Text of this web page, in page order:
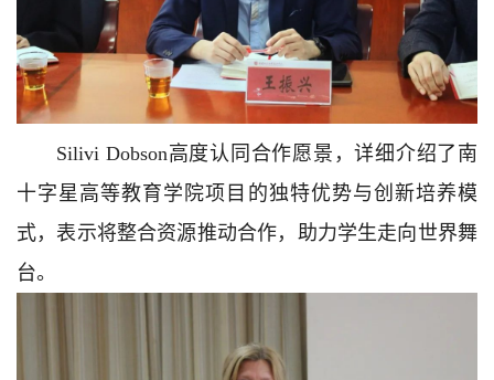
Silivi Dobson高度认同合作愿景，详细介绍了南
十字星高等教育学院项目的独特优势与创新培养模
式，表示将整合资源推动合作，助力学生走向世界舞
台。